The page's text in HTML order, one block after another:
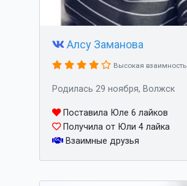
Алсу Заманова
Высокая взаимность
Родилась 29 ноября, Волжск
Поставила Юле 6 лайков
Получила от Юли 4 лайка
Взаимные друзья